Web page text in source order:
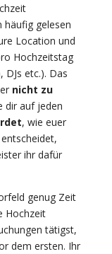
häufig gelesen
Location und
Hochzeitstag
etc.). Das
nicht zu
dir auf jeden
, wie euer
ihr dafür
genug Zeit
Hochzeit
tätigst,
dem ersten. Ihr